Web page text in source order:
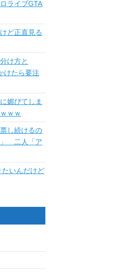
ライブGTA
ど正直見る
け方と
けたら要注
媚びてしま
ｗｗ
し続けるの
二人「ア
たいんだけど